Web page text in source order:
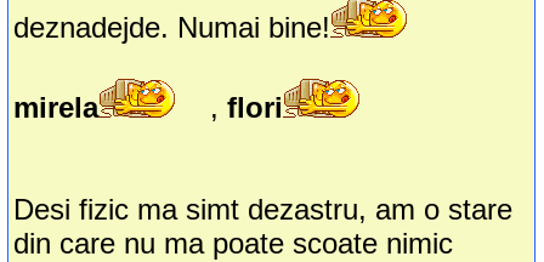
deznadejde. Numai bine!
mirela ,flori
Desi fizic ma simt dezastru, am o stare
din care nu ma poate scoate nimic